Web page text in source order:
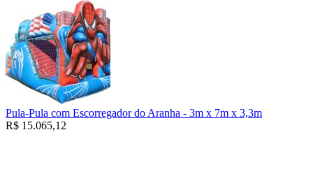
Pula-Pula com Escorregador do Aranha - 3m x 7m x 3,3m
R$ 15.065,12